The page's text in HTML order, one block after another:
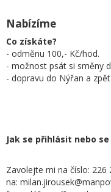
Nabízíme
Co získáte?
- odměnu 100,- Kč/hod.
- možnost psát si směny
- dopravu do Nýřan a
Jak se přihlásit nebo
Zavolejte mi na číslo: 226
na: